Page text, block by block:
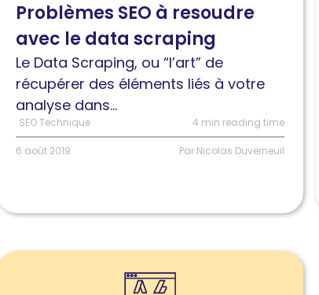
peuvent
être
résolus
avec
data
Problèmes SEO à resoudre
avec le data scraping
Le Data Scraping, ou “l’art” de
récupérer des éléments liés à votre
analyse dans...
SEO Technique 4 min reading time
6 août 2019 Par Nicolas Duverneuil